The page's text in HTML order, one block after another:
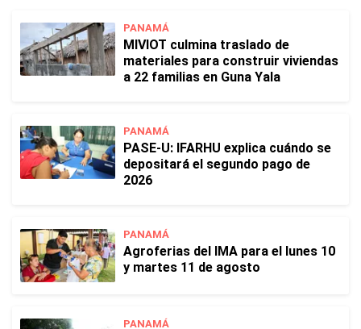
PANAMÁ
MIVIOT culmina traslado de
materiales para construir viviendas
a 22 familias en Guna Yala
PANAMÁ
PASE-U: IFARHU explica cuándo se
depositará el segundo pago de
2026
PANAMÁ
Agroferias del IMA para el lunes 10
y martes 11 de agosto
PANAMÁ